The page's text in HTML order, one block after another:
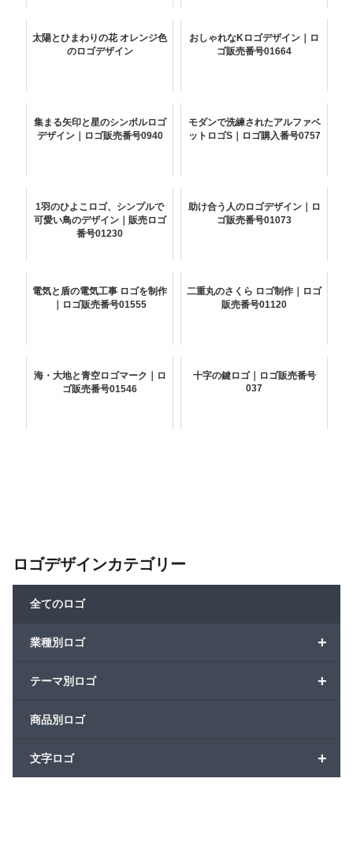
太陽とひまわりの花 オレンジ色
のロゴデザイン
おしゃれなKロゴデザイン｜ロ
ゴ販売番号01664
集まる矢印と星のシンボルロゴ
デザイン｜ロゴ販売番号0940
モダンで洗練されたアルファベ
ットロゴS｜ロゴ購入番号0757
1羽のひよこロゴ、シンプルで
可愛い鳥のデザイン｜販売ロゴ
番号01230
助け合う人のロゴデザイン｜ロ
ゴ販売番号01073
電気と盾の電気工事 ロゴを制作
｜ロゴ販売番号01555
二重丸のさくら ロゴ制作｜ロゴ
販売番号01120
海・大地と青空ロゴマーク｜ロ
ゴ販売番号01546
十字の鍵ロゴ｜ロゴ販売番号
037
ロゴデザインカテゴリー
全てのロゴ
+
業種別ロゴ
+
テーマ別ロゴ
商品別ロゴ
+
文字ロゴ